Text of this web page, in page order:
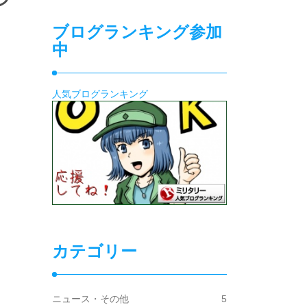
ブログランキング参加
中
人気ブログランキング
カテゴリー
ニュース・その他 5